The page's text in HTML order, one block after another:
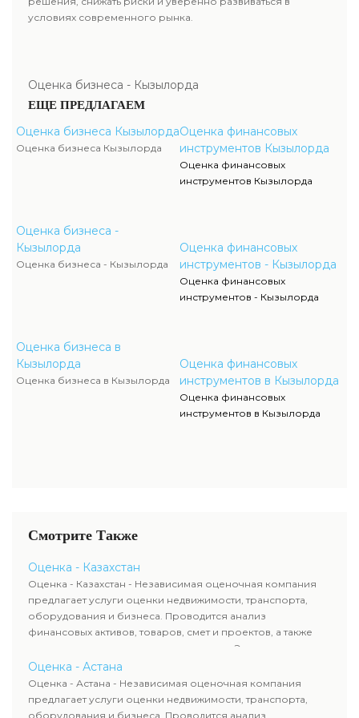
условиях современного рынка.
Оценка бизнеса - Кызылорда
ЕЩЕ ПРЕДЛАГАЕМ
Оценка бизнеса Кызылорда
Оценка бизнеса Кызылорда
Оценка бизнеса -
Кызылорда
Оценка бизнеса - Кызылорда
Оценка бизнеса в
Кызылорда
Оценка бизнеса в Кызылорда
Оценка финансовых
инструментов Кызылорда
Оценка финансовых
инструментов Кызылорда
Оценка финансовых
инструментов - Кызылорда
Оценка финансовых
инструментов - Кызылорда
Оценка финансовых
инструментов в Кызылорда
Оценка финансовых
инструментов в Кызылорда
Смотрите Также
Оценка - Казахстан
Оценка - Казахстан - Независимая оценочная компания
предлагает услуги оценки недвижимости, транспорта,
оборудования и бизнеса. Проводится анализ
финансовых активов, товаров, смет и проектов, а также
оценка животных и недропользования. Эксперты
определяют рыночную стоимость имущества и
рассчитывают ущерб. Все отчеты соответствуют
требованиям законодательства и используются для
сделок, кредитования и судебных процессов.
Оценка - Астана
Оценка - Астана - Независимая оценочная компания
предлагает услуги оценки недвижимости, транспорта,
оборудования и бизнеса. Проводится анализ